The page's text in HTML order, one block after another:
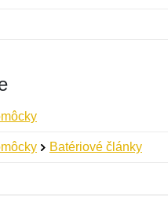
Batériové články